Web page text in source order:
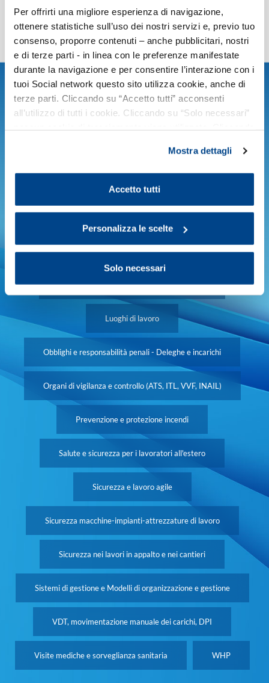
Per offrirti una migliore esperienza di navigazione,
ottenere statistiche sull’uso dei nostri servizi e, previo tuo
consenso, proporre contenuti – anche pubblicitari, nostri
e di terze parti - in linea con le preferenze manifestate
durante la navigazione e per consentire l’interazione con i
tuoi Social network questo sito utilizza cookie, anche di
terze parti. Cliccando su “Accetto tutti” acconsenti
all’utilizzo di tutti i cookie. Cliccando su “Solo necessari”
propria volontà in relazione a ciascuna categoria di
cookie del sito. Per ulteriori informazioni consulta la
Mostra dettagli
Accetto tutti
Personalizza le scelte
Solo necessari
Argomenti
Agenti fisici, rumore, microclima
Campi elettromagnetici, radiazioni ionizzanti
Informazione, formazione e addestramento
Luoghi di lavoro
Obblighi e responsabilità penali - Deleghe e incarichi
Organi di vigilanza e controllo (ATS, ITL, VVF, INAIL)
Prevenzione e protezione incendi
Salute e sicurezza per i lavoratori all'estero
Sicurezza e lavoro agile
Sicurezza macchine-impianti-attrezzature di lavoro
Sicurezza nei lavori in appalto e nei cantieri
Sistemi di gestione e Modelli di organizzazione e gestione
VDT, movimentazione manuale dei carichi, DPI
Visite mediche e sorveglianza sanitaria WHP